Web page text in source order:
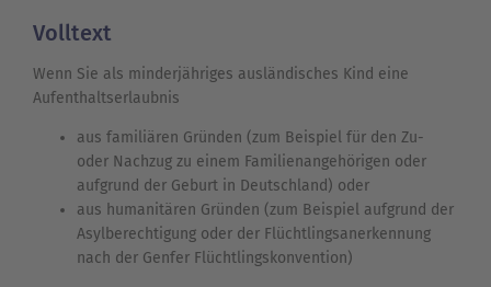
Volltext
Wenn Sie als minderjähriges ausländisches Kind eine
Aufenthaltserlaubnis
aus familiären Gründen (zum Beispiel für den Zu-
oder Nachzug zu einem Familienangehörigen oder
aufgrund der Geburt in Deutschland) oder
aus humanitären Gründen (zum Beispiel aufgrund der
Asylberechtigung oder der Flüchtlingsanerkennung
nach der Genfer Flüchtlingskonvention)